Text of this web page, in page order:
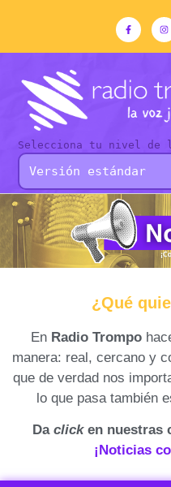
Selecciona tu nivel de
¿Qué
En Radio Trompo
manera: real, cercano y
que de verdad nos
lo que pasa también
Da clicken nuestras
¡Noticias